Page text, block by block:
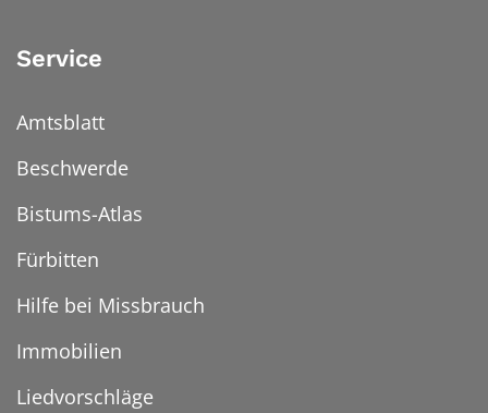
Service
Amtsblatt
Beschwerde
Bistums-Atlas
Fürbitten
Hilfe bei Missbrauch
Immobilien
Liedvorschläge